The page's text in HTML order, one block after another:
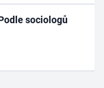
sociologů